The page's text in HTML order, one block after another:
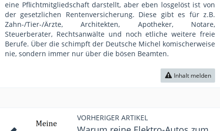
eine Pflichtmitgliedschaft darstellt, aber eben losgelöst ist von
der gesetzlichen Rentenversicherung. Diese gibt es für z.B.
Zahn-/Tier-/Ärzte, Architekten, Apotheker, Notare,
Steuerberater, Rechtsanwälte und noch etliche weitere freie
Berufe. Über die schimpft der Deutsche Michel komischerweise
nie, sondern immer nur über die bösen Beamten.
Inhalt melden
VORHERIGER ARTIKEL